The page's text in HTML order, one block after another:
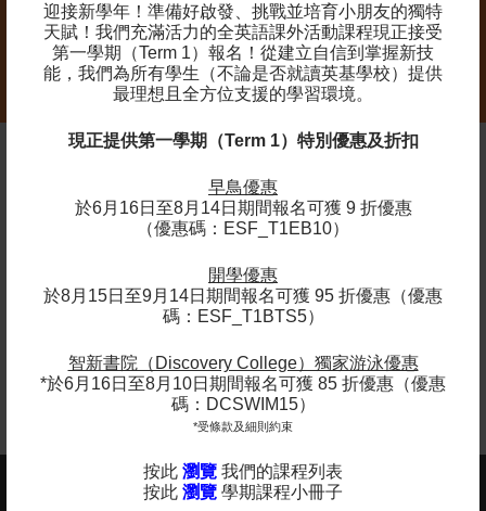
迎接新學年！準備好啟發、挑戰並培育小朋友的獨特
天賦！我們充滿活力的全英語課外活動課程現正接受
第一學期（Term 1）報名！ 從建立自信到掌握新技
能，我們為所有學生（不論是否就讀英基學校）提供
最理想且全方位支援的學習環境。
現正提供第一學期（Term 1）特別優惠及折扣
早鳥優惠
於6月16日至8月14日期間報名可獲 9 折優惠
（優惠碼：ESF_T1EB10）
開學優惠
於8月15日至9月14日期間報名可獲 95 折優惠（優惠
碼：ESF_T1BTS5）
智新書院（Discovery College）獨家游泳優惠
*於6月16日至8月10日期間報名可獲 85 折優惠（優惠
碼：DCSWIM15）
*受條款及細則約束
按此 瀏覽 我們的課程列表
按此 瀏覽 學期課程小冊子
必需用品 : 籃球(5號)
家長分享
「我的兒子非常喜歡上課！他亦結識了不少
- 西島中學的學生家長
2025-2026年度課程現正接受報名 -